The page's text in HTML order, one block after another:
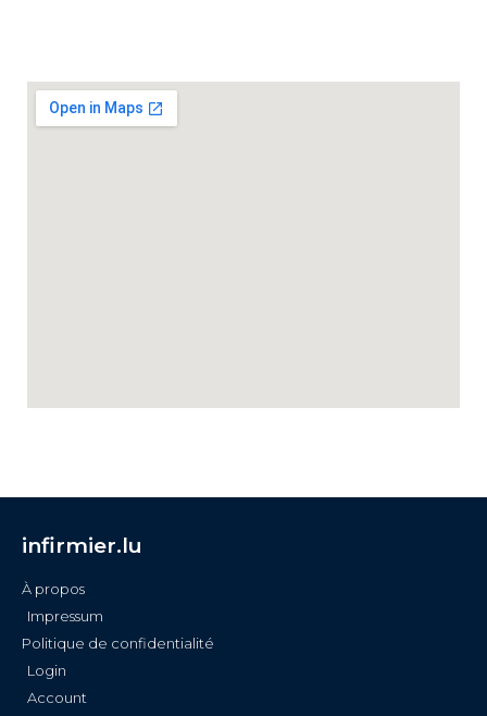
infirmier.lu
À propos
Impressum
Politique de confidentialité
Login
Account